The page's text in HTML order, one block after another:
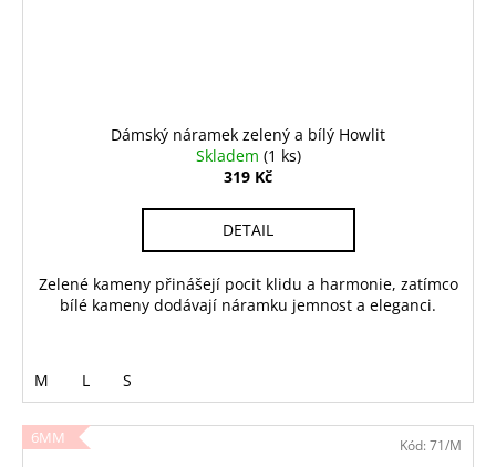
Dámský náramek zelený a bílý Howlit
Skladem (1 ks)
319 Kč
DETAIL
Zelené kameny přinášejí pocit klidu a harmonie, zatímco
bílé kameny dodávají náramku jemnost a eleganci.
M L S
6MM Kód: 71/M